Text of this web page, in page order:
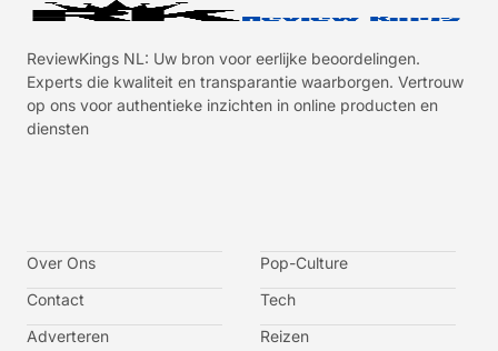
ReviewKings NL: Uw bron voor eerlijke beoordelingen.
Experts die kwaliteit en transparantie waarborgen. Vertrouw
op ons voor authentieke inzichten in online producten en
diensten
-
f
c
e
o
o
-
t
i
t
e
r
-
s
g
r
-
u
b
Over Ons
Contact
Adverteren
Pop-Culture
Tech
Reizen